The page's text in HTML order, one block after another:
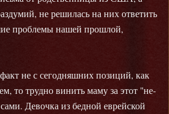
не решилась на них ответить
проблемы нашей прошлой,
не с сегодняшних позиций, как
то трудно винить маму за этот "не-
Девочка из бедной еврейской